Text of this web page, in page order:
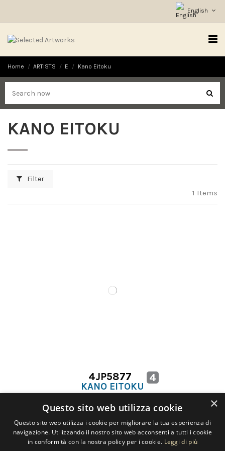
English
Home ARTISTS E Kano Eitoku
KANO EITOKU
Filter
1 Items
4JP5877 4
KANO EITOKU
×
Questo sito web utilizza cookie
Questo sito web utilizza i cookie per migliorare la tua esperienza di
navigazione. Utilizzando il nostro sito web acconsenti a tutti i cookie
in conformità con la nostra policy per i cookie. Leggi di più